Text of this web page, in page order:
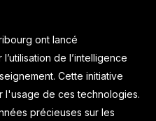
ont lancé
de l’intelligence
. Cette initiative
l'usage de ces technologies.
précieuses sur les